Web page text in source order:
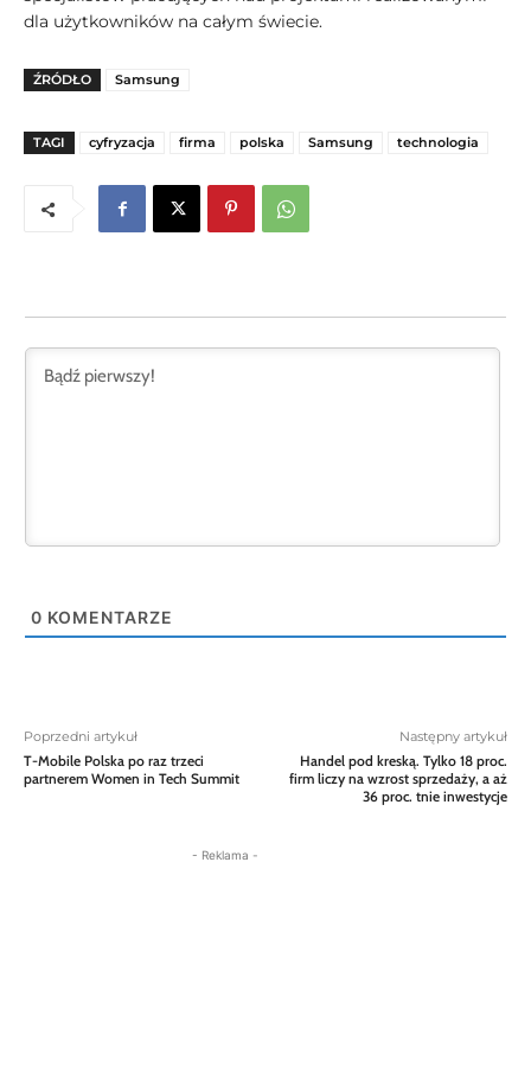
dla użytkowników na całym świecie.
ŹRÓDŁO Samsung
TAGI cyfryzacja firma polska Samsung technologia
0 KOMENTARZE
Poprzedni artykuł
T-Mobile Polska po raz trzeci
partnerem Women in Tech Summit
Następny artykuł
Handel pod kreską. Tylko 18 proc.
firm liczy na wzrost sprzedaży, a aż
36 proc. tnie inwestycje
- Reklama -